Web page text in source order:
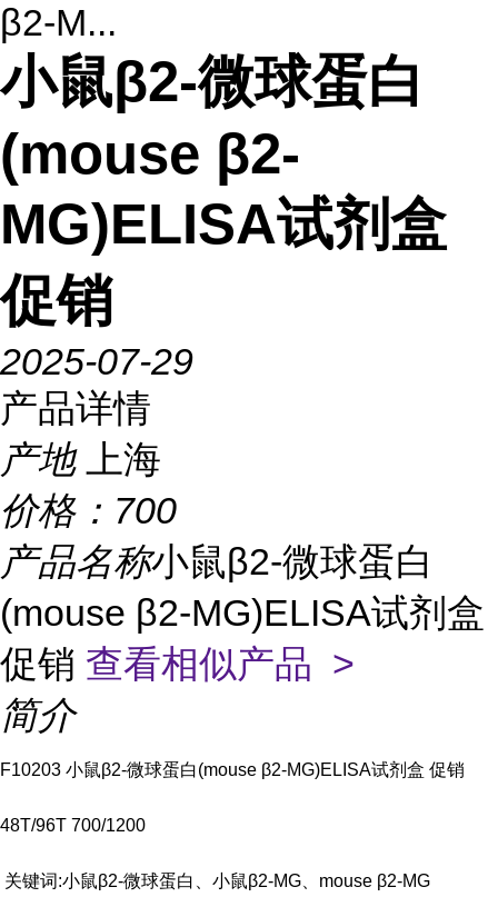
β2-M...
小鼠β2-微球蛋白
(mouse β2-
MG)ELISA试剂盒
促销
2025-07-29
产品详情
产地
上海
价格： 700
产品名称小鼠β2-微球蛋白
(mouse β2-MG)ELISA试剂盒
促销 查看相似产品 >
简介
F10203 小鼠β2-微球蛋白(mouse β2-MG)ELISA试剂盒 促销
48T/96T 700/1200
关键词:小鼠β2-微球蛋白、小鼠β2-MG、mouse β2-MG